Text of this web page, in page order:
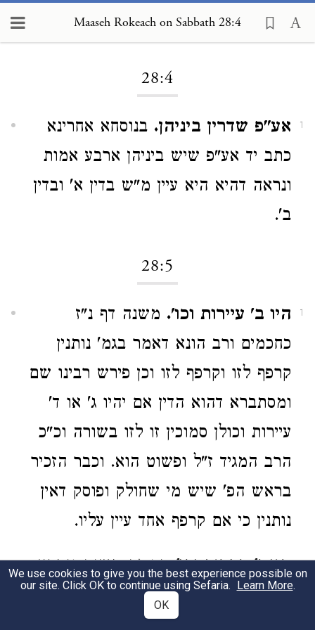
Maaseh Rokeach on Sabbath 28:4
28:4
1 אע"פ שדרין ביניהן. בנוסחא אחרינא
כתב יד אע"פ שיש ביניהן ארבע אמות
ונראה דהיא היא עיין מ"ש בדין א' ובדין
ב'.
28:5
1 היו ב' עיירות וכו'. משנה דף נ"ז
כחכמים ורב הונא דאמר בגמ' נותנין
קרפף לזו וקרפף לזו וכן פירש רבינו שם
ומסתברא דהוא הדין אם יהיו ג' או ד'
עיירות וכולן סמוכין זו לזו בשורה וכ"כ
הרב המגיד ז"ל ופשוט הוא. וכבר הזכיר
בראש הפ' שיש מי שחולק ופוסק דאין
נותנין כי אם קרפף אחד עיין עליו.
2 היו ג' כפרים וכו'.גם זה משנה וגמרא
שם וכן פירש ז"ל בפירוש המשנה
We use cookies to give you the best experience possible on
our site. Click OK to continue using Sefaria. Learn More.
OK